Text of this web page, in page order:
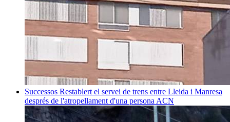
Successos Restablert el servei de trens entre Lleida i Manresa
després de l'atropellament d'una persona ACN